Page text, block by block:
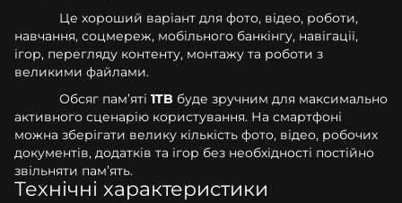
Це хороший варіант для фото, відео, роботи,
навчання, соцмереж, мобільного банкінгу, навігації,
ігор, перегляду контенту, монтажу та роботи з
великими файлами.
Обсяг пам’яті 1TB буде зручним для максимально
активного сценарію користування. На смартфоні
можна зберігати велику кількість фото, відео, робочих
документів, додатків та ігор без необхідності постійно
звільняти пам’ять.
Технічні характеристики